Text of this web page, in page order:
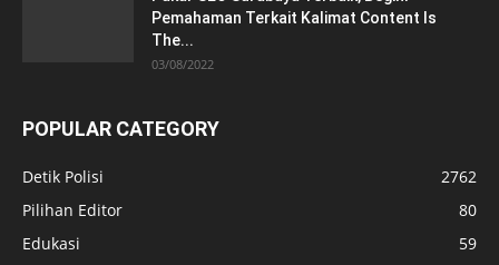
Pemahaman Terkait Kalimat Content Is
The...
03/08/2022
POPULAR CATEGORY
Detik Polisi
2762
Pilihan Editor
80
Edukasi
59